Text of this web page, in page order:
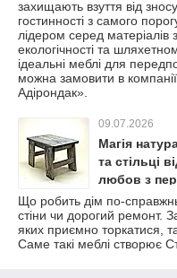
захищають взуття від
гостинності з самого
лідером серед матеріалів
екологічності та
ідеальні меблі для
можна замовити в
Адірондак».
09.07.2026
Магія
та стільці
любов з
Що робить дім по-
стіни чи дорогий ремонт.
яких приємно торкатися,
Саме такі меблі створює